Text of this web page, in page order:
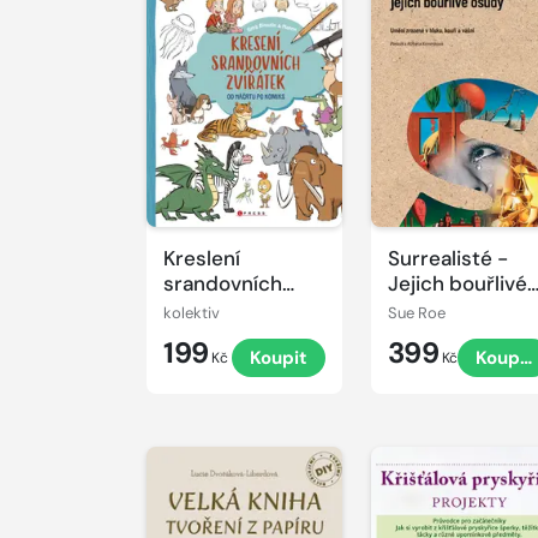
Kreslení
srandovních
zvířátek
kolektiv
199 Kč Koupit
Surrealisté -
Jejich bouřlivé
osudy
Sue Roe
399 Kč Koupit